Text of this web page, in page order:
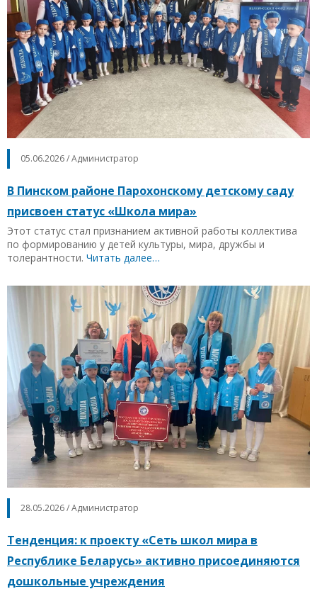
05.06.2026 / Администратор
В Пинском районе Парохонскому детскому саду
присвоен статус «Школа мира»
Этот статус стал признанием активной работы коллектива
по формированию у детей культуры, мира, дружбы и
толерантности. Читать далее…
28.05.2026 / Администратор
Тенденция: к проекту «Сеть школ мира в
Республике Беларусь» активно присоединяются
дошкольные учреждения